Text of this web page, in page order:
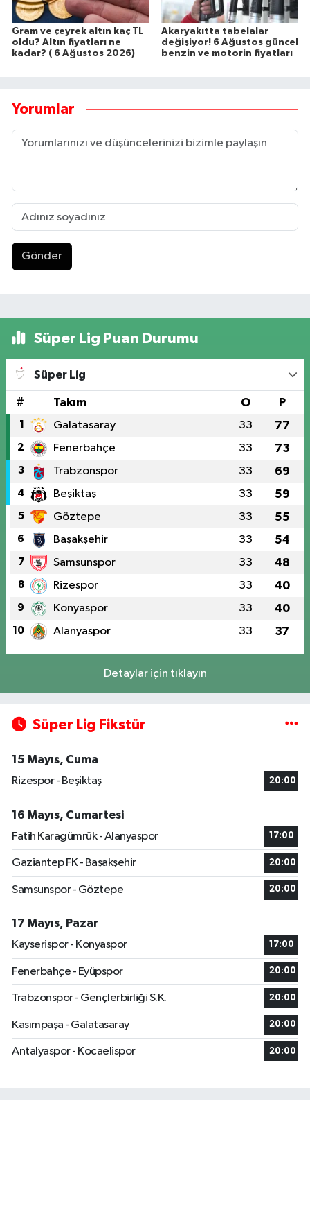
Gram ve çeyrek altın kaç TL
oldu? Altın fiyatları ne
kadar? ( 6 Ağustos 2026)
Akaryakıtta tabelalar
değişiyor! 6 Ağustos güncel
benzin ve motorin fiyatları
Yorumlar
Gönder
Süper Lig Puan Durumu
Süper Lig
# Takım O P
1 Galatasaray 33 77
2 Fenerbahçe 33 73
3 Trabzonspor 33 69
4 Beşiktaş 33 59
5 Göztepe 33 55
6 Başakşehir 33 54
7 Samsunspor 33 48
8 Rizespor 33 40
9 Konyaspor 33 40
10 Alanyaspor 33 37
Detaylar için tıklayın
Süper Lig Fikstür
15 Mayıs, Cuma
Rizespor - Beşiktaş
20:00
16 Mayıs, Cumartesi
Fatih Karagümrük - Alanyaspor
17:00
Gaziantep FK - Başakşehir 20:00
Samsunspor - Göztepe 20:00
17 Mayıs, Pazar
Kayserispor - Konyaspor
17:00
Fenerbahçe - Eyüpspor 20:00
Trabzonspor - Gençlerbirliği S.K. 20:00
Kasımpaşa - Galatasaray 20:00
Antalyaspor - Kocaelispor 20:00